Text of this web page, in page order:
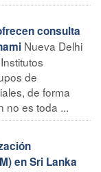
consulta
Nueva Delhi
de
de forma
no es toda ...
en Sri Lanka